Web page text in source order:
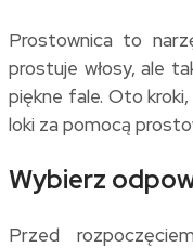
Prostownica to
prostuje włosy, ale
piękne fale. Oto
loki za pomocą
Wybierz
Przed